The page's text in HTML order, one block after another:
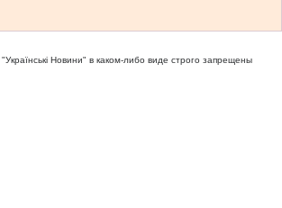
Новини" в каком-либо виде строго запрещены